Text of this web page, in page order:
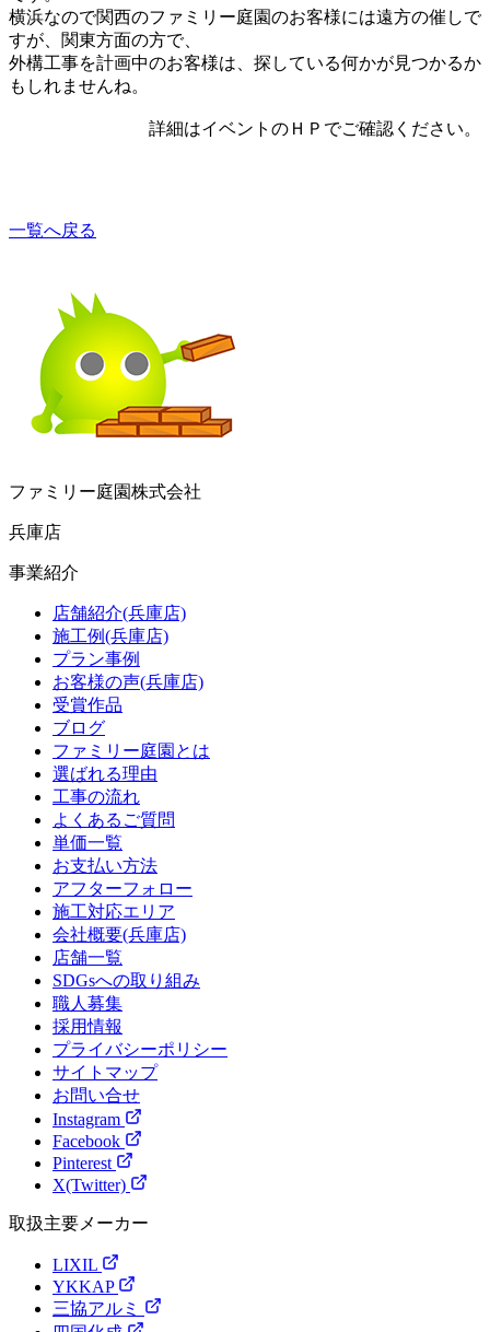
横浜なので関西のファミリー庭園のお客様には遠方の催しで
すが、関東方面の方で、
外構工事を計画中のお客様は、探している何かが見つかるか
もしれませんね。
詳細はイベントのＨＰでご確認ください。
一覧へ戻る
ファミリー庭園株式会社
兵庫店
事業紹介
店舗紹介(兵庫店)
施工例(兵庫店)
プラン事例
お客様の声(兵庫店)
受賞作品
ブログ
ファミリー庭園とは
選ばれる理由
工事の流れ
よくあるご質問
単価一覧
お支払い方法
アフターフォロー
施工対応エリア
会社概要(兵庫店)
店舗一覧
SDGsへの取り組み
職人募集
採用情報
プライバシーポリシー
サイトマップ
お問い合せ
Instagram
Facebook
Pinterest
X(Twitter)
取扱主要メーカー
LIXIL
YKKAP
三協アルミ